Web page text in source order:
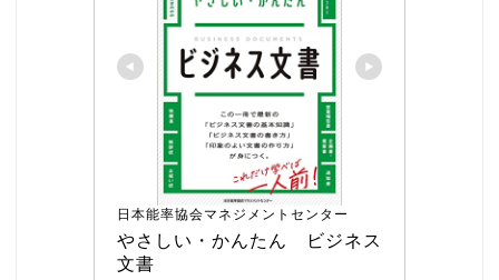
日本能率協会マネジメントセンター
やさしい・かんたん　ビジネス
文書